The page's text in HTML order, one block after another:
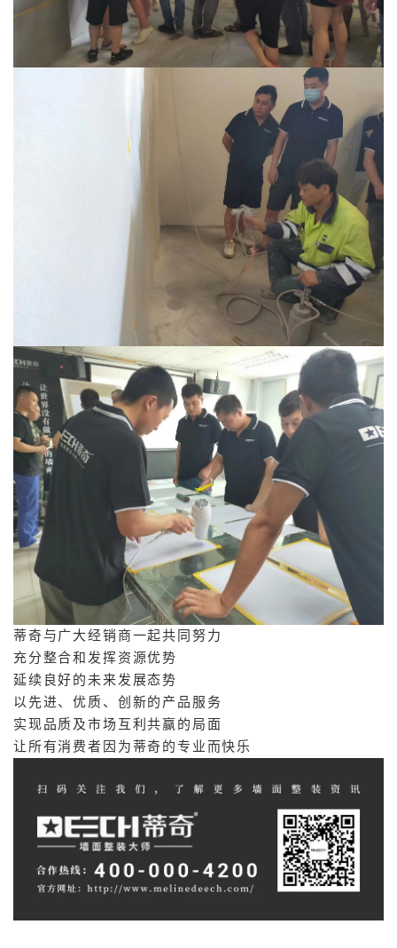
蒂奇与广大经销 商一起共 同 努 力
充分整合和 发挥资源优势
延续 良好的 未来发 展态势
以 先进、优质、 创 新的 产 品 服 务
实现品质 及市场 互 利共赢 的 局 面
让 所有消 费者 因 为 蒂奇的专 业 而快乐